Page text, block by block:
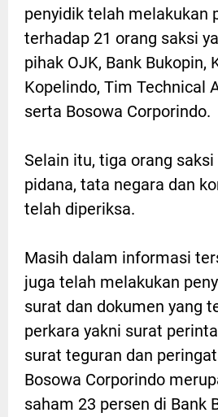
penyidik telah melakukan
terhadap 21 orang saksi
pihak OJK, Bank Bukopin,
Kopelindo, Tim Technical
serta Bosowa Corporindo.
Selain itu, tiga orang saksi
pidana, tata negara dan
telah diperiksa.
Masih dalam informasi
juga telah melakukan
surat dan dokumen yang
perkara yakni surat
surat teguran dan
Bosowa Corporindo
saham 23 persen di Bank